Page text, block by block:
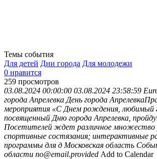
Темы события
Для детей Дни города Для молодежи
0 нравится
259 просмотров
03.08.2024 00:00:00 03.08.2024 23:58:59
города Апрелевка День города
мероприятия «С Днем рождения, любимый
посвященный Дню города Апрелевка,
Посетителей ждет различное множество
спортивные состязания; интерактивные
программы для д Московская область
области no@email.provided Add to Calendar